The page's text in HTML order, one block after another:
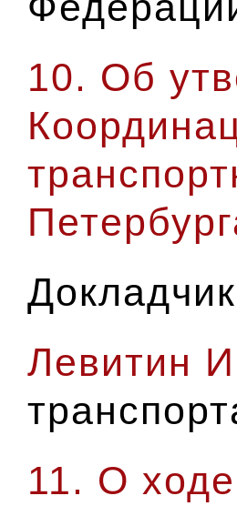
10. Об
Докладчик
Левитин
11. О